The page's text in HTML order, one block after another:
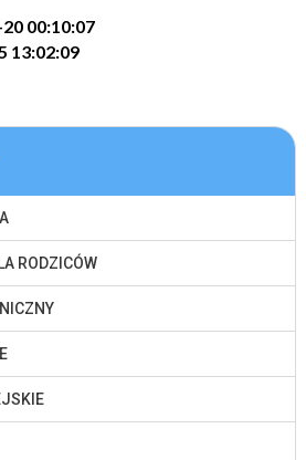
00:10:07
13:02:09
RODZICÓW